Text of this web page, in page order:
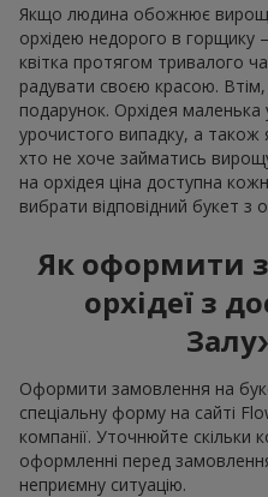
Якщо людина обожнює
орхідею недорого в горщику
квітка протягом тривалого
радувати своєю красою.
подарунок. Орхідея маленька
урочистого випадку, а також
хто не хоче займатись
на орхідея ціна доступна
вибрати відповідний букет з
Як оформити
орхідеї з
Оформити замовлення на
спеціальну форму на сайті
компанії. Уточнюйте скільки
оформленні перед
неприємну ситуацію.